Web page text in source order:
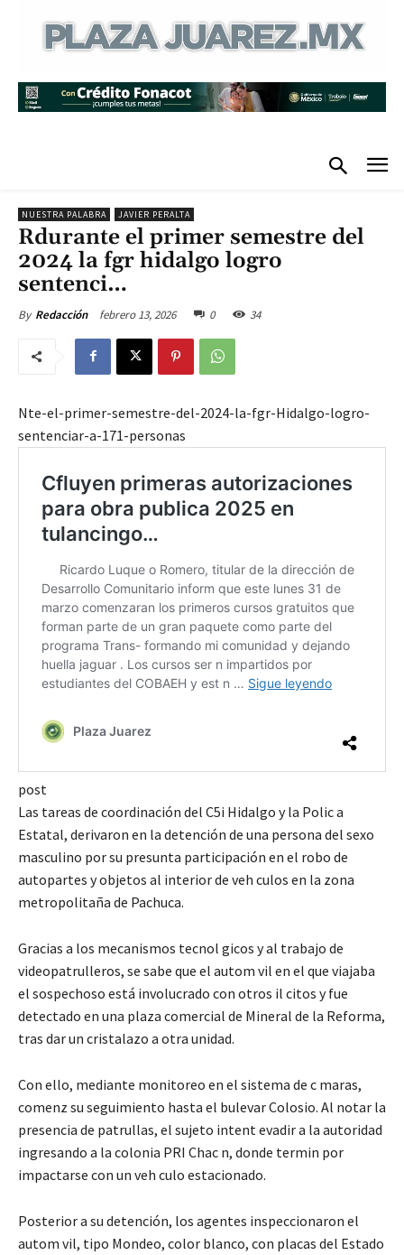
NUESTRA PALABRA JAVIER PERALTA
Rdurante el primer semestre del
2024 la fgr hidalgo logro
sentenci…
By Redacción febrero 13, 2026 0 34
Nte-el-primer-semestre-del-2024-la-fgr-Hidalgo-logro-
sentenciar-a-171-personas
post
Las tareas de coordinación del C5i Hidalgo y la Polic a
Estatal, derivaron en la detención de una persona del sexo
masculino por su presunta participación en el robo de
autopartes y objetos al interior de veh culos en la zona
metropolitaña de Pachuca.
Gracias a los mecanismos tecnol gicos y al trabajo de
videopatrulleros, se sabe que el autom vil en el que viajaba
el sospechoso está involucrado con otros il citos y fue
detectado en una plaza comercial de Mineral de la Reforma,
tras dar un cristalazo a otra unidad.
Con ello, mediante monitoreo en el sistema de c maras,
comenz su seguimiento hasta el bulevar Colosio. Al notar la
presencia de patrullas, el sujeto intent evadir a la autoridad
ingresando a la colonia PRI Chac n, donde termin por
impactarse con un veh culo estacionado.
Posterior a su detención, los agentes inspeccionaron el
autom vil, tipo Mondeo, color blanco, con placas del Estado